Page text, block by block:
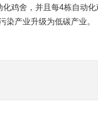
化鸡舍，并且每4栋自动
染产业升级为低碳产业。